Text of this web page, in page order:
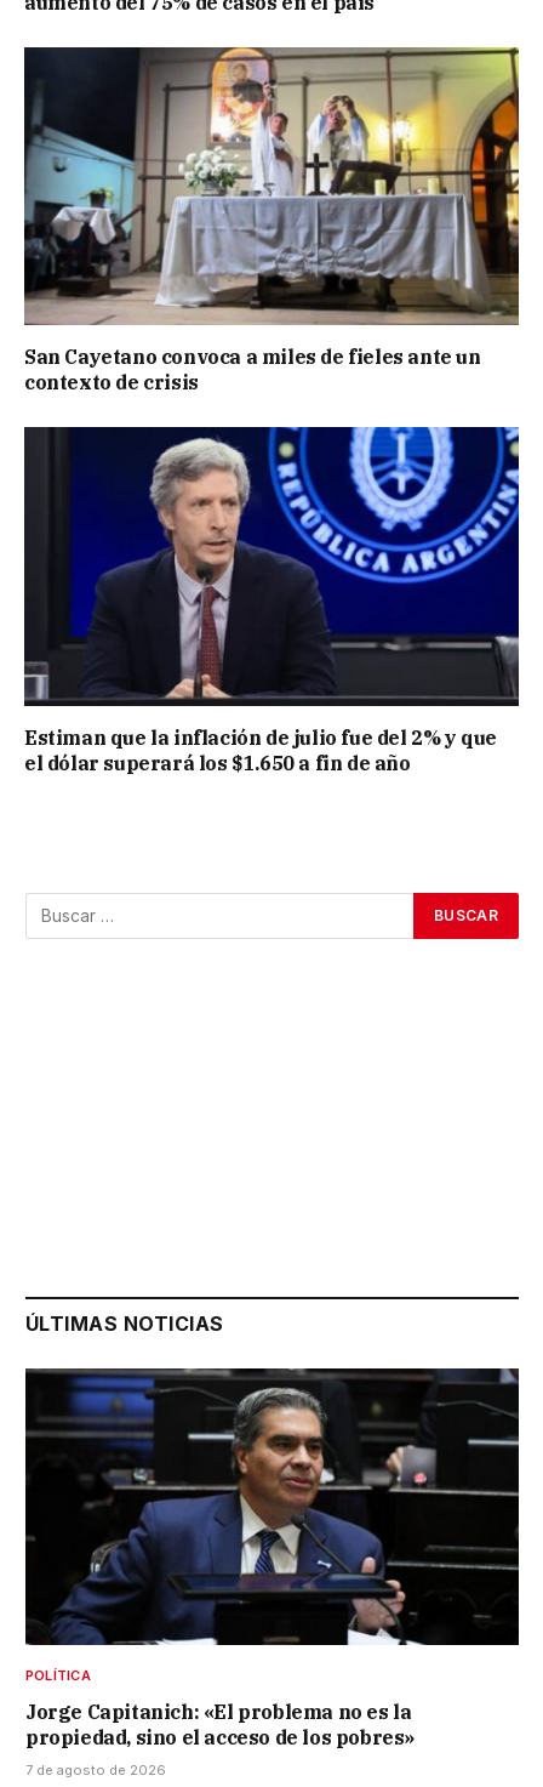
San Cayetano convoca a miles de fieles ante un
contexto de crisis
Estiman que la inflación de julio fue del 2% y que
el dólar superará los $1.650 a fin de año
ÚLTIMAS NOTICIAS
POLÍTICA
Jorge Capitanich: «El problema no es la
propiedad, sino el acceso de los pobres»
7 de agosto de 2026